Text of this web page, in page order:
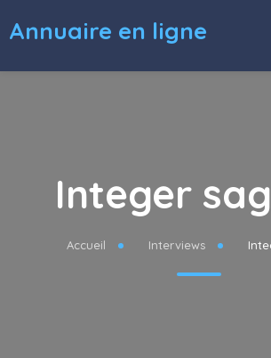
Annuaire en ligne
Integer
Accueil Interviews